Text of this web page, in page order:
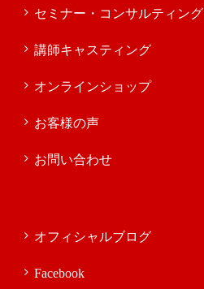
セミナー・コンサルティング
講師キャスティング
オンラインショップ
お客様の声
お問い合わせ
オフィシャルブログ
Facebook